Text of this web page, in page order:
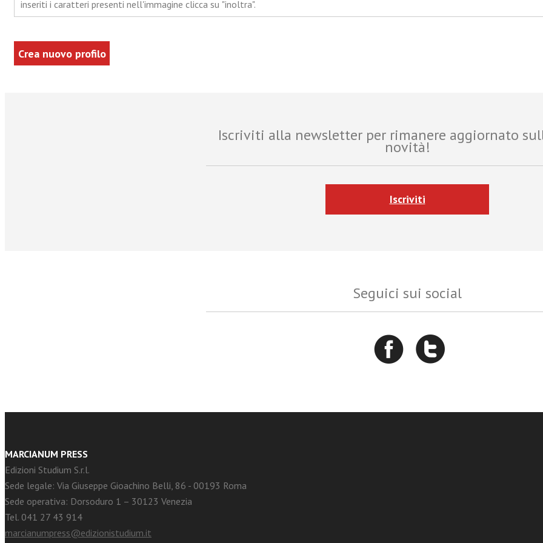
inseriti i caratteri presenti nell'immagine clicca su "inoltra".
Iscriviti alla newsletter per rimanere aggiornato
novità!
Iscriviti
Seguici sui social
MARCIANUM PRESS
Edizioni Studium S.r.l.
Sede legale: Via Giuseppe Gioachino Belli, 86 - 00193 Roma
Sede operativa: Dorsoduro 1 – 30123 Venezia
Tel. 041 27 43 914
marcianumpress@edizionistudium.it